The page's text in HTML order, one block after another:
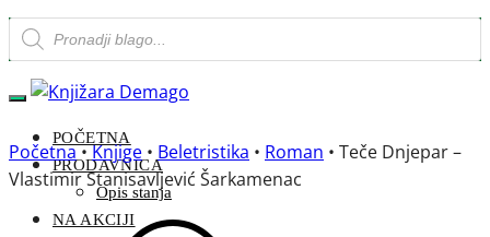
Skip
to
navigation
Skip
to
content
Products
search
POČETNA
PRODAVNICA
Opis stanja
NA AKCIJI
Početna•Knjige • Beletristika • Roman • Teče Dnjepar –
Vlastimir Stanisavljević Šarkamenac